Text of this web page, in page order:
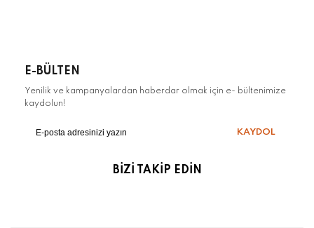
E-BÜLTEN
Yenilik ve kampanyalardan haberdar olmak için e- bültenimize
kaydolun!
KAYDOL
BİZİ TAKİP EDİN